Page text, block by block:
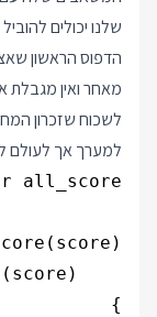
שלנו יכולים
הדפוס הראשון
לשכוח שזכרון
למערך אך לעולם